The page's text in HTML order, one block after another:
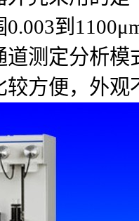
到
道测定分析
较方便，外